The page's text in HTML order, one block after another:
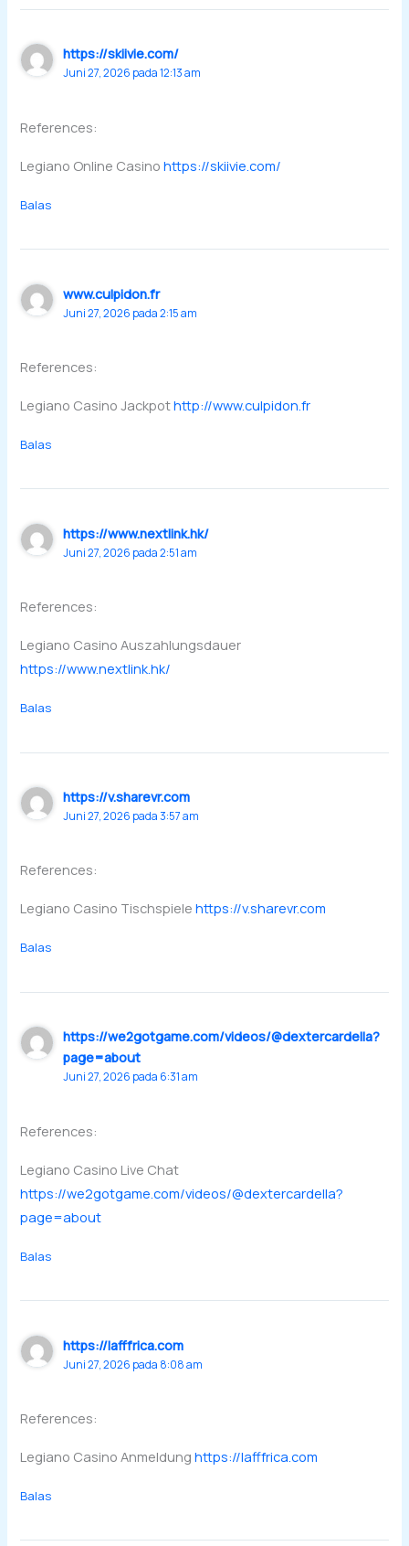
https://skiivie.com/
Juni 27, 2026 pada 12:13 am
References:
Legiano Online Casinohttps://skiivie.com/
Balas
www.culpidon.fr
Juni 27, 2026 pada 2:15 am
References:
Legiano Casino Jackpothttp://www.culpidon.fr
Balas
https://www.nextlink.hk/
Juni 27, 2026 pada 2:51 am
References:
Legiano Casino Auszahlungsdauer
https://www.nextlink.hk/
Balas
https://v.sharevr.com
Juni 27, 2026 pada 3:57 am
References:
Legiano Casino Tischspielehttps://v.sharevr.com
Balas
https://we2gotgame.com/videos/@dextercardella?
page=about
Juni 27, 2026 pada 6:31 am
References:
Legiano Casino Live Chat
https://we2gotgame.com/videos/@dextercardella?
page=about
Balas
https://lafffrica.com
Juni 27, 2026 pada 8:08 am
References:
Legiano Casino Anmeldunghttps://lafffrica.com
Balas